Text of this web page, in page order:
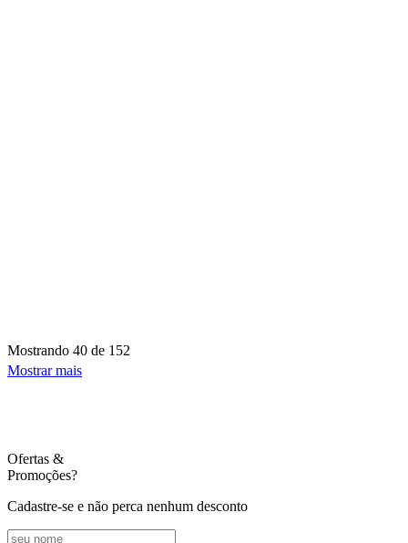
Mostrando 40 de 152
Mostrar mais
Ofertas &
Promoções?
Cadastre-se e não perca nenhum desconto